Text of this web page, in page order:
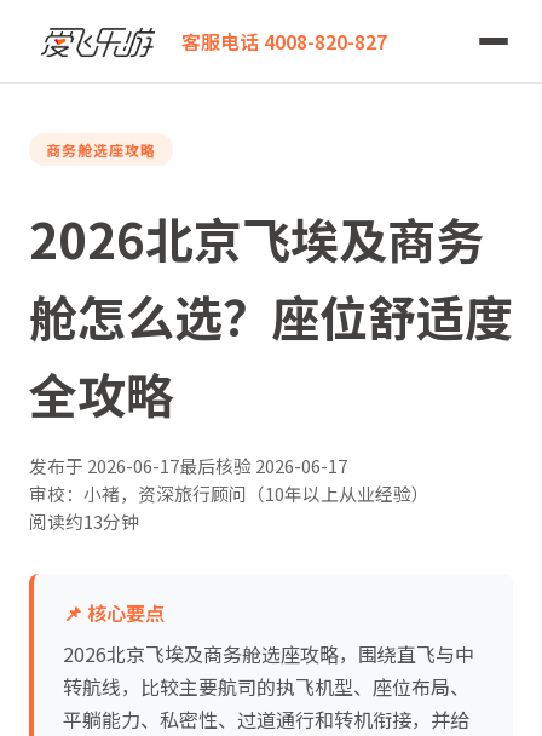
客服电话 4008-820-827
爱飞乐游 2026北京飞埃及商务舱怎么选？座位舒适度全攻略
商务舱选座攻略
2026北京飞埃及商务
舱怎么选？座位舒适度
全攻略
发布于 2026-06-17最后核验2026-06-17
审校：小褚，资深旅行顾问（10年以上从业经验）
阅读约13分钟
📌 核心要点
2026北京飞埃及商务舱选座攻略，围绕直飞与中
转航线，比较主要航司的执飞机型、座位布局、
平躺能力、私密性、过道通行和转机衔接，并给